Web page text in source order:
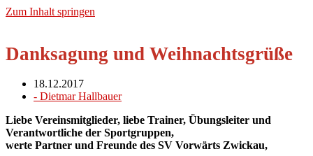
Zum Inhalt springen
Danksagung und Weihnachtsgrüße
18.12.2017
- Dietmar Hallbauer
Liebe Vereinsmitglieder, liebe Trainer, Übungsleiter und
Verantwortliche der Sportgruppen,
werte Partner und Freunde des SV Vorwärts Zwickau,